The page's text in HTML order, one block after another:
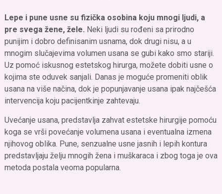
Lepe i pune usne su fizička osobina koju mnogi ljudi, a
pre svega žene, žele. Neki ljudi su rođeni sa prirodno
punijim i dobro definisanim usnama, dok drugi nisu, a u
mnogim slučajevima volumen usana se gubi kako smo stariji.
Uz pomoć iskusnog estetskog hirurga, možete dobiti usne o
kojima ste oduvek sanjali. Danas je moguće promeniti oblik
usana na više načina, dok je popunjavanje usana ipak najčešća
intervencija koju pacijentkinje zahtevaju.
Uvećanje usana, predstavlja zahvat estetske hirurgije pomoću
koga se vrši povećanje volumena usana i eventualna izmena
njihovog oblika. Pune, senzualne usne jasnih i lepih kontura
predstavljaju želju mnogih žena i muškaraca i zbog toga je ova
metoda postala veoma popularna.